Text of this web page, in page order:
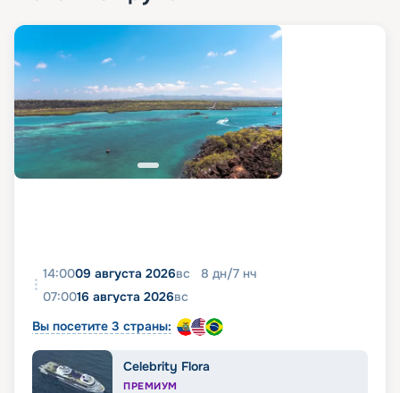
лайнере по самой выгодной цене. Изучайте
предложения по маршруту, знакомьтесь с
подробными характеристиками судна и кают,
фото лайнера, схемой и планом палуб, чтобы
сделать оптимальный выбор. При
необходимости вы всегда можете обратиться за
помощью к нашим специалистам.
14:0009 августа 2026вс 8 дн/7 нч
07:0016 августа 2026вс
Вы посетите 3 страны:
Celebrity Flora
ПРЕМИУМ